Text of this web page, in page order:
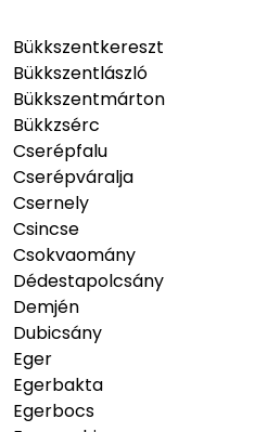
Bükkszentkereszt
Bükkszentlászló
Bükkszentmárton
Bükkzsérc
Cserépfalu
Cserépváralja
Csernely
Csincse
Csokvaomány
Dédestapolcsány
Demjén
Dubicsány
Eger
Egerbakta
Egerbocs